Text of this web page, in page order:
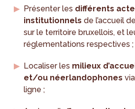
Présenter les différents
institutionnels de l’accueil
sur le territoire bruxellois, et
réglementations respectives ;
Localiser les milieux
et/ou néerlandophones
ligne ;